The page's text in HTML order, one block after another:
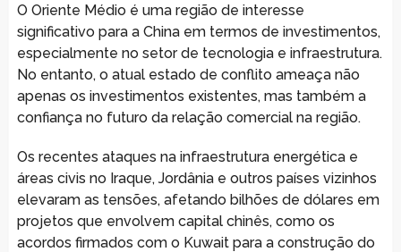
O Oriente Médio é uma região de interesse
significativo para a China em termos de investimentos,
especialmente no setor de tecnologia e infraestrutura.
No entanto, o atual estado de conflito ameaça não
apenas os investimentos existentes, mas também a
confiança no futuro da relação comercial na região.
Os recentes ataques na infraestrutura energética e
áreas civis no Iraque, Jordânia e outros países vizinhos
elevaram as tensões, afetando bilhões de dólares em
projetos que envolvem capital chinês, como os
acordos firmados com o Kuwait para a construção do